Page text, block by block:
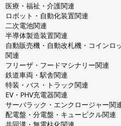
医療・福祉・介護関連
ロボット・自動化装置関連
二次電池関連
半導体製造装置関連
自動販売機・自動改札機・コインロ
関連
フリーザ・フードマシナリー関連
鉄道車両・駅舎関連
特装・バス・トラック関連
EV・PHV充電器関連
サーバラック・エンクロージャー関
配電盤・分電盤・キュービクル関連